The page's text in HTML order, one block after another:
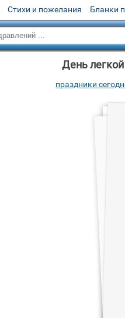
Стихи и пожелания Бланки
День
праздники